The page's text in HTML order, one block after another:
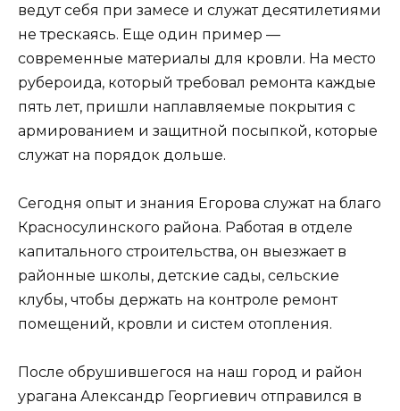
ведут себя при замесе и служат десятилетиями
не трескаясь. Еще один пример —
современные материалы для кровли. На место
рубероида, который требовал ремонта каждые
пять лет, пришли наплавляемые покрытия с
армированием и защитной посыпкой, которые
служат на порядок дольше.
Сегодня опыт и знания Егорова служат на благо
Красносулинского района. Работая в отделе
капитального строительства, он выезжает в
районные школы, детские сады, сельские
клубы, чтобы держать на контроле ремонт
помещений, кровли и систем отопления.
После обрушившегося на наш город и район
урагана Александр Георгиевич отправился в